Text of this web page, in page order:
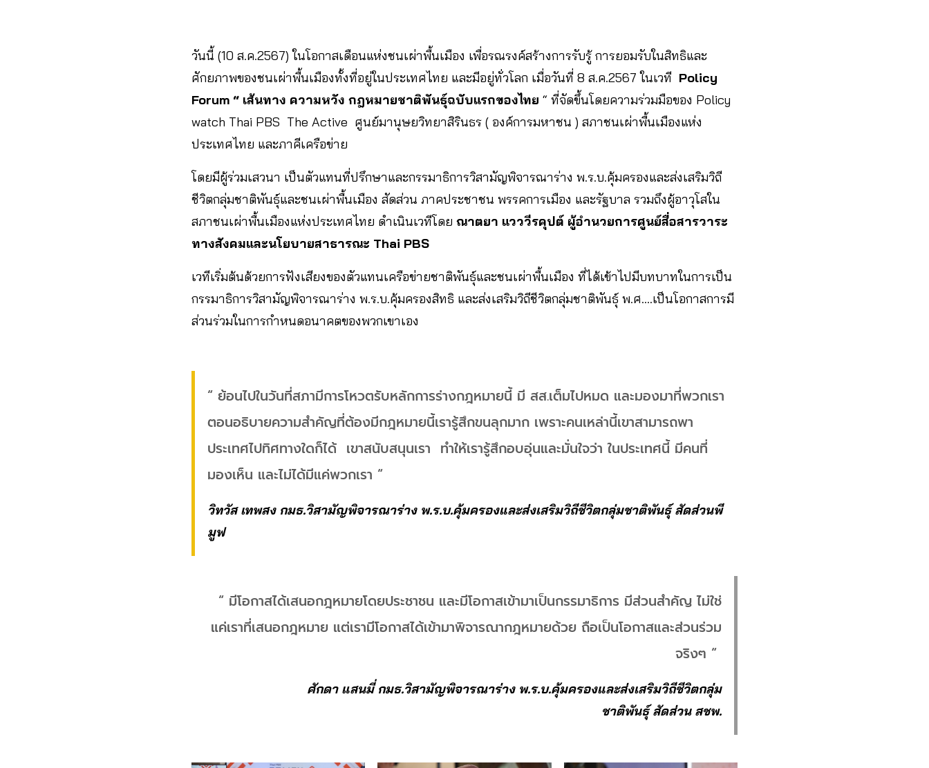
วันนี้ (10 ส.ค.2567) ในโอกาสเดือนแห่งชนเผ่าพื้นเมือง เพื่อรณรงค์สร้างการรับรู้ การยอมรับในสิทธิและ
ศักยภาพของชนเผ่าพื้นเมืองทั้งที่อยู่ในประเทศไทย และมีอยู่ทั่วโลก เมื่อวันที่ 8 ส.ค.2567 ในเวที Policy
Forum “ เส้นทาง ความหวัง กฎหมายชาติพันธุ์ฉบับแรกของไทย “ ที่จัดขึ้นโดยความร่วมมือของ Policy
watch Thai PBS The Active ศูนย์มานุษยวิทยาสิรินธร ( องค์การมหาชน ) สภาชนเผ่าพื้นเมืองแห่ง
ประเทศไทย และภาคีเครือข่าย
โดยมีผู้ร่วมเสวนา เป็นตัวแทนที่ปรึกษาและกรรมาธิการวิสามัญพิจารณาร่าง พ.ร.บ.คุ้มครองและส่งเสริมวิถี
ชีวิตกลุ่มชาติพันธุ์และชนเผ่าพื้นเมือง สัดส่วน ภาคประชาชน พรรคการเมือง และรัฐบาล รวมถึงผู้อาวุโสใน
สภาชนเผ่าพื้นเมืองแห่งประเทศไทย ดำเนินเวทีโดย ณาตยา แวววีรคุปต์ ผู้อำนวยการศูนย์สื่อสารวาระ
ทางสังคมและนโยบายสาธารณะ Thai PBS
เวทีเริ่มต้นด้วยการฟังเสียงของตัวแทนเครือข่ายชาติพันธุ์และชนเผ่าพื้นเมือง ที่ได้เข้าไปมีบทบาทในการเป็น
กรรมาธิการวิสามัญพิจารณาร่าง พ.ร.บ.คุ้มครองสิทธิ และส่งเสริมวิถีชีวิตกลุ่มชาติพันธุ์ พ.ศ.…เป็นโอกาสการมี
ส่วนร่วมในการกำหนดอนาคตของพวกเขาเอง
“ ย้อนไปในวันที่สภามีการโหวตรับหลักการร่างกฎหมายนี้ มี สส.เต็มไปหมด และมองมาที่พวกเรา
ตอนอธิบายความสำคัญที่ต้องมีกฎหมายนี้เรารู้สึกขนลุกมาก เพราะคนเหล่านี้เขาสามารถพา
ประเทศไปทิศทางใดก็ได้ เขาสนับสนุนเรา ทำให้เรารู้สึกอบอุ่นและมั่นใจว่า ในประเทศนี้ มีคนที่
มองเห็น และไม่ได้มีแค่พวกเรา “
วิทวัส เทพสง กมธ.วิสามัญพิจารณาร่าง พ.ร.บ.คุ้มครองและส่งเสริมวิถีชีวิตกลุ่มชาติพันธุ์ สัดส่วนพี
มูฟ
“ มีโอกาสได้เสนอกฎหมายโดยประชาชน และมีโอกาสเข้ามาเป็นกรรมาธิการ มีส่วนสำคัญ ไม่ใช่
แค่เราที่เสนอกฎหมาย แต่เรามีโอกาสได้เข้ามาพิจารณากฎหมายด้วย ถือเป็นโอกาสและส่วนร่วม
จริงๆ “
ศักดา แสนมี่ กมธ.วิสามัญพิจารณาร่าง พ.ร.บ.คุ้มครองและส่งเสริมวิถีชีวิตกลุ่ม
ชาติพันธุ์ สัดส่วน สชพ.